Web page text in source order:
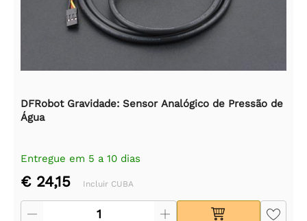
DFRobot Gravidade: Sensor Analógico de Pressão de
Água
Entregue em 5 a 10 dias
€ 24,15 Incluir CUBA